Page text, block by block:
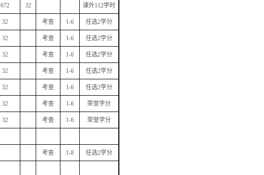
672 32 课外112学时
32 考查 1-6 任选2学分
32 考查 1-6 任选2学分
32 考查 1-6 任选2学分
32 考查 1-6 任选2学分
32 考查 1-6 任选2学分
32 考查 1-6 荣誉学分
32 考查 1-6 荣誉学分
考查 1-8 任选2学分